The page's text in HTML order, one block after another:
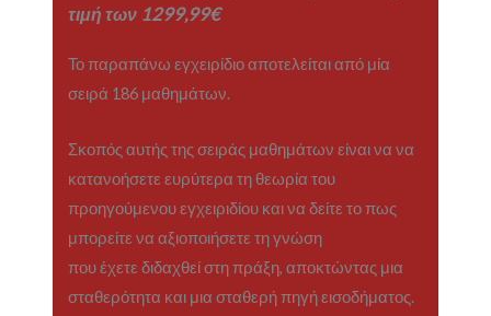
τιμή των 1299,99€
Το παραπάνω εγχειρίδιο αποτελείται από μία
σειρά 186 μαθημάτων.
Σκοπός αυτής της σειράς μαθημάτων είναι να να
κατανοήσετε ευρύτερα τη θεωρία του
προηγούμενου εγχειριδίου και να δείτε το πως
μπορείτε να αξιοποιήσετε τη γνώση
που έχετε διδαχθεί στη πράξη, αποκτώντας μια
σταθερότητα και μια σταθερή πηγή εισοδήματος.